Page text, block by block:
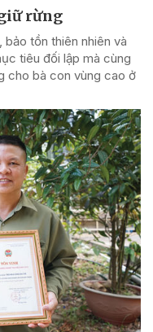
rừng
bảo tồn thiên nhiên và
tiêu đối lập mà cùng
cho bà con vùng cao ở